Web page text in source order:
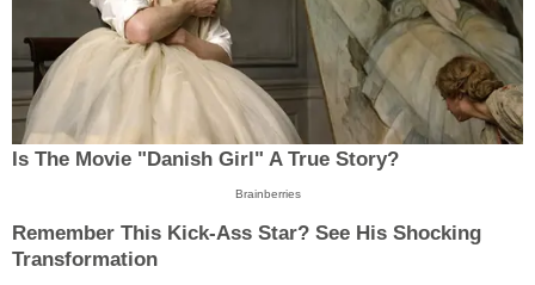
Is The Movie "Danish Girl" A True Story?
Brainberries
Remember This Kick-Ass Star? See His Shocking
Transformation